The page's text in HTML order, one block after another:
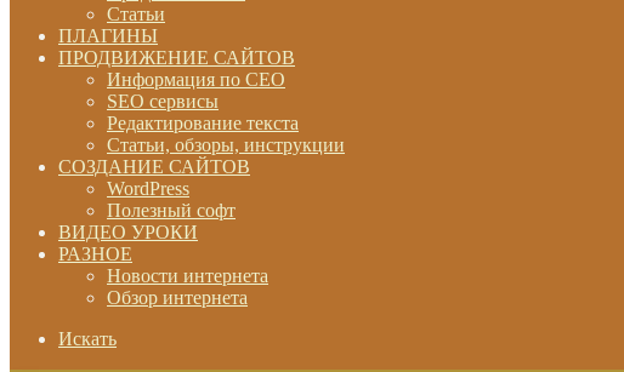
Статьи
ПЛАГИНЫ
ПРОДВИЖЕНИЕ САЙТОВ
Информация по СЕО
SEO сервисы
Редактирование текста
Статьи, обзоры, инструкции
СОЗДАНИЕ САЙТОВ
WordPress
Полезный софт
ВИДЕО УРОКИ
РАЗНОЕ
Новости интернета
Обзор интернета
Искать